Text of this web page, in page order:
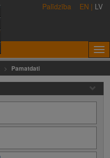
Palīdzība EN | LV
Pamatdati